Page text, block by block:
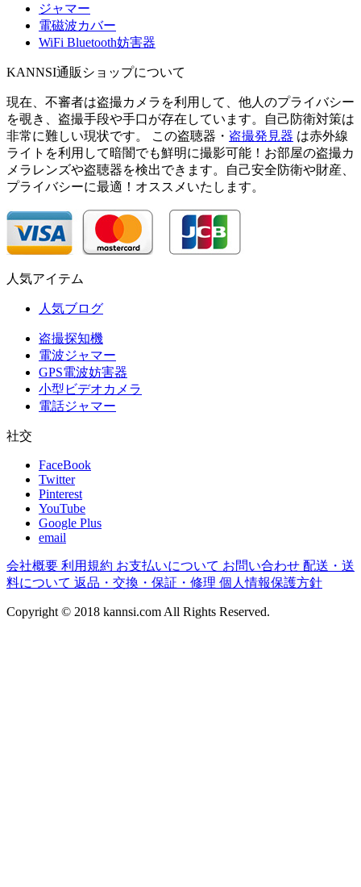
ジャマー
電磁波カバー
WiFi Bluetooth妨害器
KANNSI通販ショップについて
現在、不審者は盗撮カメラを利用して、他人のプライバシー
を覗き、盗撮手段や手口が存在しています。自己防衛対策は
非常に難しい現状です。 この盗聴器・ 盗撮発見器 は赤外線
ライトを利用して暗闇でも鮮明に撮影可能！お部屋の盗撮カ
メラレンズや盗聴器を検出できます。自己安全防衛や財産、
プライバシーに最適！オススメいたします。
人気アイテム
人気ブログ
盗撮探知機
電波ジャマー
GPS電波妨害器
小型ビデオカメラ
電話ジャマー
社交
FaceBook
Twitter
Pinterest
YouTube
Google Plus
email
会社概要 利用規約 お支払いについて お問い合わせ 配送・送
料について 返品・交換・保証・修理 個人情報保護方針
Copyright © 2018 kannsi.com All Rights Reserved.